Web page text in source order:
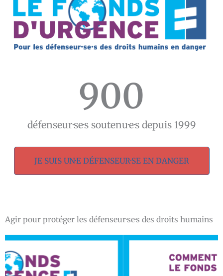
défenseur·se·s soutenu·e·s depuis 1999
900
JE SUIS UN·E DÉFENSEUR·SE EN DANGER
Agir pour protéger les défenseur·se·s des droits humains